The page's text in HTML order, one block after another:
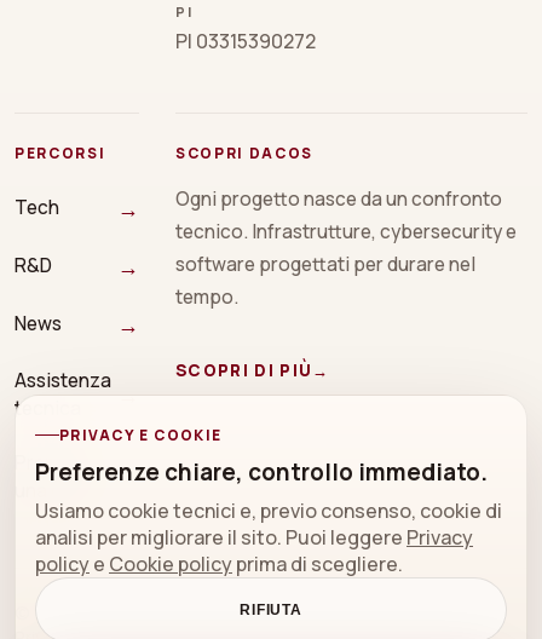
PI
PI 03315390272
PERCORSI
Tech →
R&D →
News →
Assistenza
tecnica
→
Prenota
→
SCOPRI DACOS
Ogni progetto nasce da un confronto
tecnico. Infrastrutture, cybersecurity e
software progettati per durare nel
tempo.
SCOPRI DI PIÙ →
© 2026 DACOS sistemi srl
PRIVACY E COOKIE
Preferenze chiare, controllo immediato.
Usiamo cookie tecnici e, previo consenso, cookie di
analisi per migliorare il sito. Puoi leggere Privacy
policye Cookie policyprima di scegliere.
RIFIUTA